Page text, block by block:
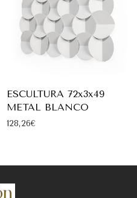
ESCULTURA 72x3x49
METAL BLANCO
128,26€